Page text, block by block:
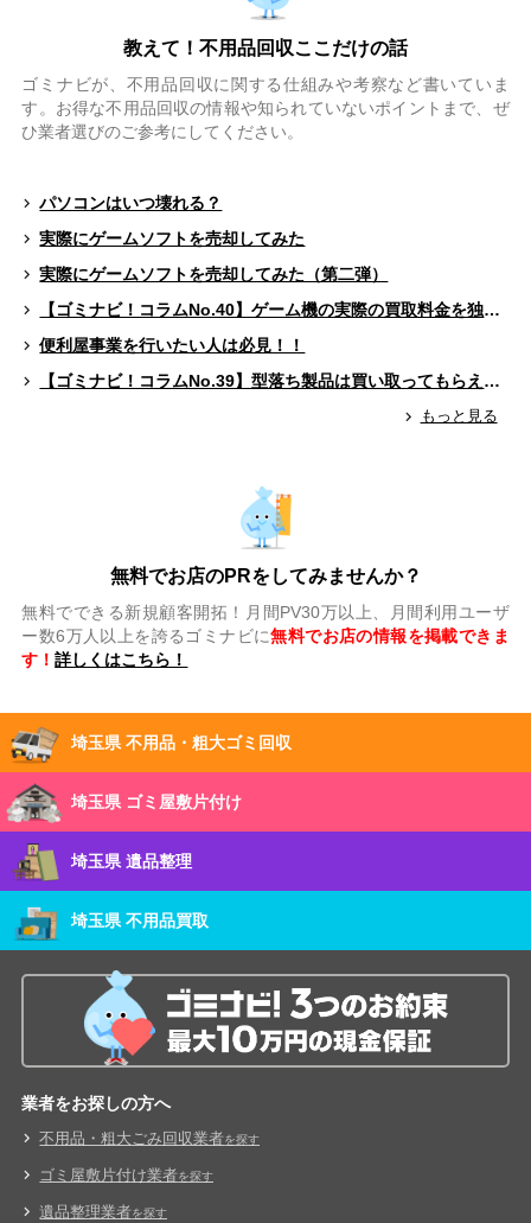
教えて！不用品回収ここだけの話
ゴミナビが、不用品回収に関する仕組みや考察など書いていま
す。お得な不用品回収の情報や知られていないポイントまで、ぜ
ひ業者選びのご参考にしてください。
パソコンはいつ壊れる？
実際にゲームソフトを売却してみた
実際にゲームソフトを売却してみた（第二弾）
【ゴミナビ！コラムNo.40】ゲーム機の実際の買取料金を独自調査！！
便利屋事業を行いたい人は必見！！
【ゴミナビ！コラムNo.39】型落ち製品は買い取ってもらえる？（ゲームソフト編）
もっと見る
無料でお店のPRをしてみませんか？
無料でできる新規顧客開拓！月間PV30万以上、月間利用ユーザ
ー数6万人以上を誇るゴミナビに無料でお店の情報を掲載できま
す！詳しくはこちら！
埼玉県 不用品・粗大ゴミ回収
埼玉県 ゴミ屋敷片付け
埼玉県 遺品整理
埼玉県 不用品買取
業者をお探しの方へ
不用品・粗大ごみ回収業者を探す
ゴミ屋敷片付け業者を探す
遺品整理業者を探す